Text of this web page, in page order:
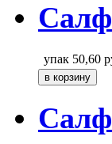
упак 50,60